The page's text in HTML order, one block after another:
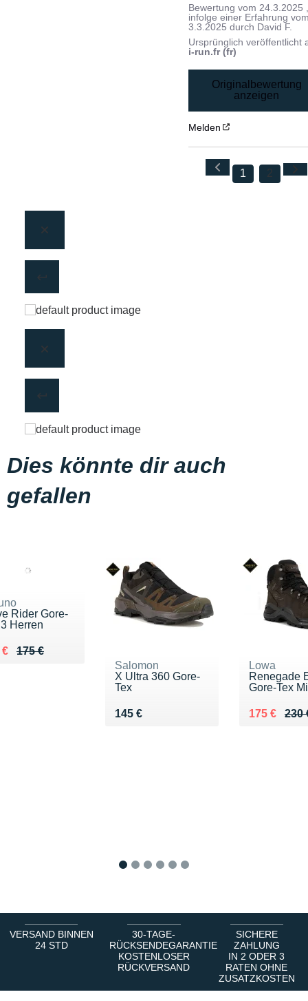
Bewertung vom 24.3.2025
infolge einer Erfahrung
3.3.2025 durch David F.
Ursprünglich veröffentlicht
i-run.fr (fr)
Originalbewertung
anzeigen
Melden
1 2
Dies könnte dir auch
gefallen
Rider Gore-
Herren
175 €
de 175 €
€
126 €
Salomon
X Ultra 360 Gore-
Tex
145 €
Vendu 145 €
Lowa
Renegade
Gore-Tex
230
Au lieu de
175 €
Vendu 175
VERSAND BINNEN
24 STD
30-TAGE-
RÜCKSENDEGARANTIE
KOSTENLOSER
RÜCKVERSAND
SICHERE
ZAHLUNG
IN 2 ODER 3
RATEN OHNE
ZUSATZKOSTEN